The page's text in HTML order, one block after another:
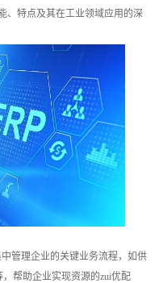
、特点及其在工业领域应用的深
管理企业的关键业务流程，如供
帮助企业实现资源的zui优配